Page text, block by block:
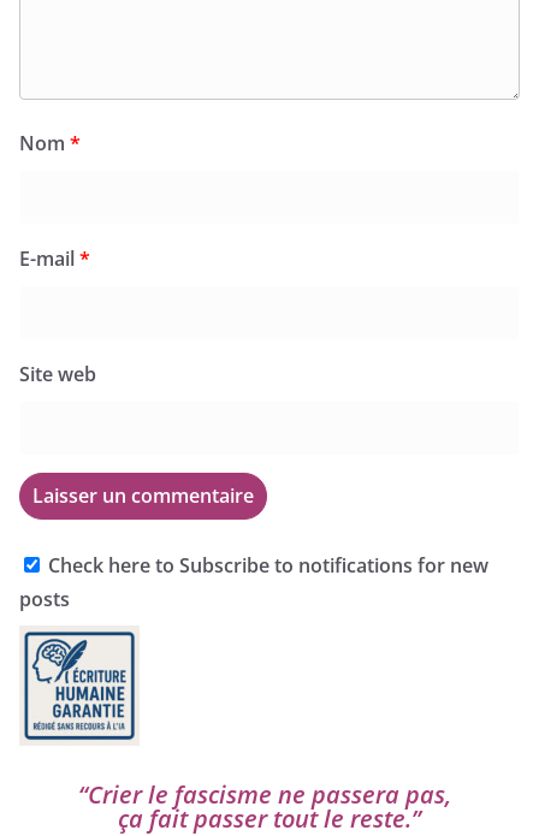
Nom *
E-mail*
Site web
Check here to Subscribe to notifications for new
posts
“Crier le fas­cisme ne pas­se­ra pas,
ça fait pas­ser tout le reste.”